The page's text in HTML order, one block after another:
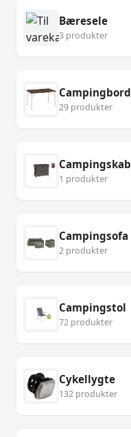
Bæresele
3 produkter
Campingbord
29 produkter
Campingskab
1 produkter
Campingsofa
2 produkter
Campingstol
72 produkter
Cykellygte
132 produkter